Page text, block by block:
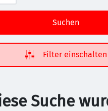
Suchen
Filter einschalten
Suche